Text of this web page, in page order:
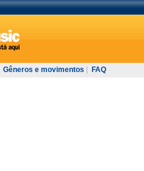
Gêneros e movimentos FAQ